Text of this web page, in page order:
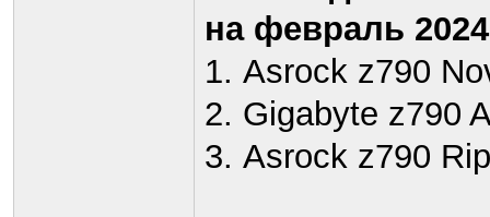
на февраль 2024
1. Asrock z790
2. Gigabyte z790
3. Asrock z790